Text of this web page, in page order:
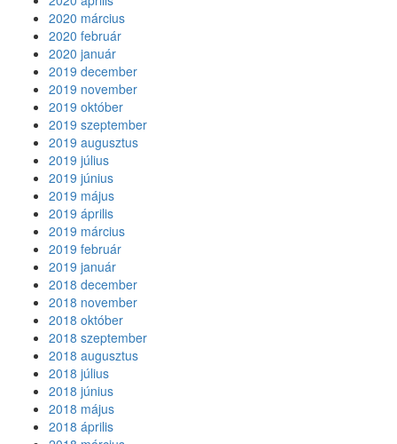
2020 március
2020 február
2020 január
2019 december
2019 november
2019 október
2019 szeptember
2019 augusztus
2019 július
2019 június
2019 május
2019 április
2019 március
2019 február
2019 január
2018 december
2018 november
2018 október
2018 szeptember
2018 augusztus
2018 július
2018 június
2018 május
2018 április